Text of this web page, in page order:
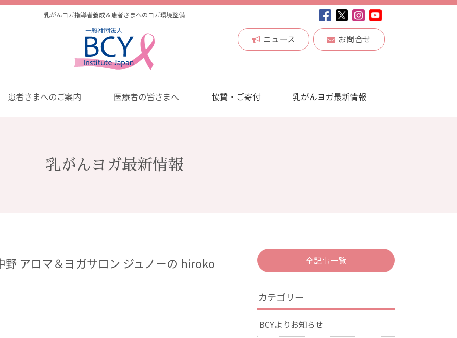
乳がんヨガ指導者養成＆患者さまへのヨガ環境整備
ニュース お問合せ
患者さまへのご案内 医療者の皆さまへ 協賛・ご寄付 乳がんヨガ最新情報
乳がんヨガ最新情報
アロマ＆ヨガサロン ジュノーの hiroko 全記事一覧
カテゴリー
BCYよりお知らせ